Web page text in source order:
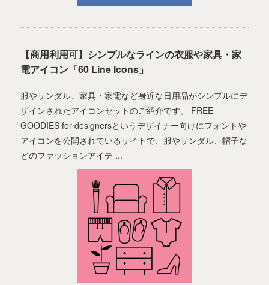
【商用利用可】シンプルなラインの衣服や家具・家
電アイコン「60 Line Icons」
服やサンダル、家具・家電など身近な日用品がシンプルにデ
ザインされたアイコンセットのご紹介です。 FREE
GOODIES for designersというデザイナー向けにフォントや
アイコンを公開されているサイトで、服やサンダル、帽子な
どのファッションアイテ ...